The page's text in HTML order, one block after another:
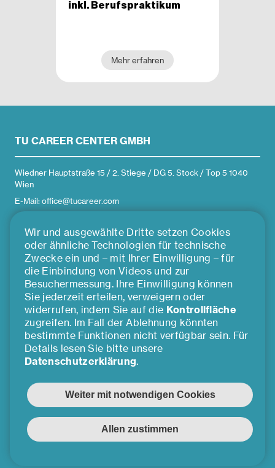
inkl. Berufspraktikum
Mehr erfahren
TU CAREER CENTER GMBH
Wiedner Hauptstraße 15 / 2. Stiege / DG 5. Stock / Top 5 1040
Wien
E-Mail: office@tucareer.com
ÜBER UNS
Team
Impressum
Presse
Kooperationspartner*innen
Cookie Einstellungen
©2026 TU Career Center GmbH
FOLLOW US
Wir und ausgewählte Dritte setzen Cookies
oder ähnliche Technologien für technische
Zwecke ein und – mit Ihrer Einwilligung – für
die Einbindung von Videos und zur
Besuchermessung. Ihre Einwilligung können
Sie jederzeit erteilen, verweigern oder
widerrufen, indem Sie auf die Kontrollfläche
zugreifen. Im Fall der Ablehnung könnten
bestimmte Funktionen nicht verfügbar sein. Für
Details lesen Sie bitte unsere
Datenschutzerklärung.